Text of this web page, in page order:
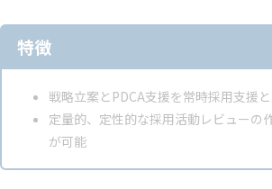
特徴
戦略立案とPDCA支援を常時採用支援
定量的、定性的な採用活動レビューの
が可能